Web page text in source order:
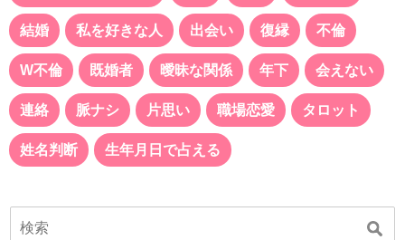
結婚 私を好きな人 出会い 復縁 不倫
W不倫 既婚者 曖昧な関係 年下 会えない
連絡 脈ナシ 片思い 職場恋愛 タロット
姓名判断 生年月日で占える